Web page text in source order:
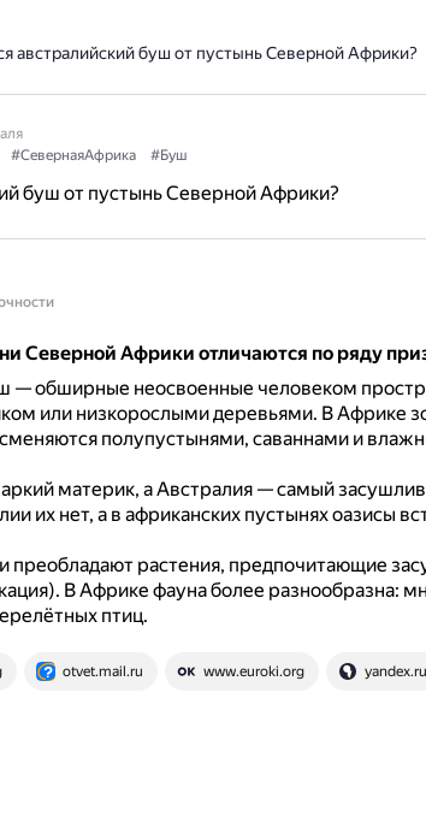
австралийский буш от пустынь Северной Африки?
#СевернаяАфрика #Буш
буш от пустынь Северной Африки?
Северной Африки отличаются по ряду
— обширные неосвоенные человеком
или низкорослыми деревьями. В Африке
полупустынями, саваннами и
материк, а Австралия — самый
их нет, а в африканских пустынях оазисы
преобладают растения, предпочитающие
В Африке фауна более разнообразна:
птиц.
otvet.mail.ru www.euroki.org yandex.ru